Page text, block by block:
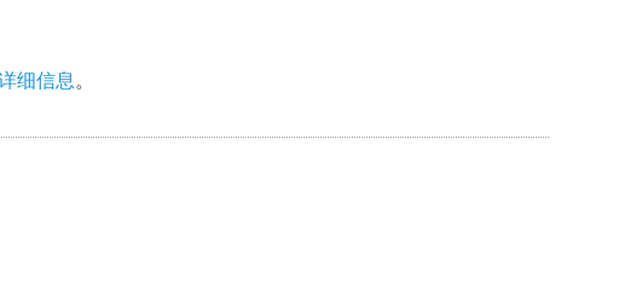
细信息。